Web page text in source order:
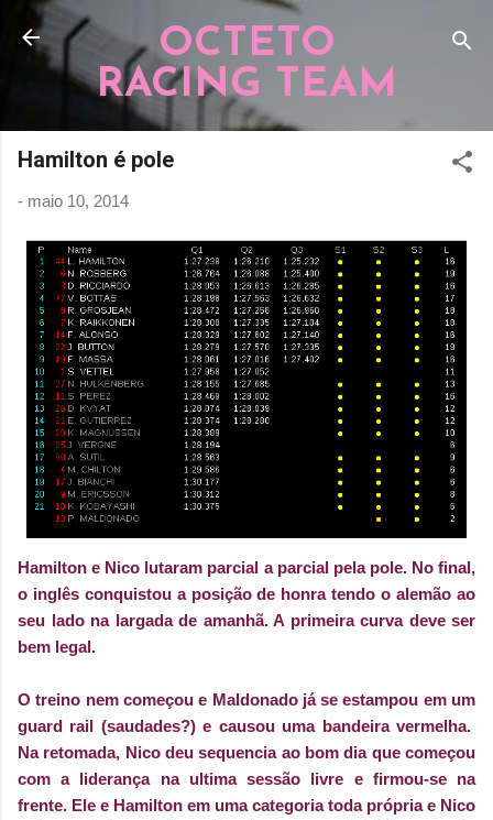
Pular para o conteúdo principal
OCTETO
RACING TEAM
Hamilton é pole
- maio 10, 2014
Hamilton e Nico lutaram parcial a parcial pela pole. No final,
o inglês conquistou a posição de honra tendo o alemão ao
seu lado na largada de amanhã. A primeira curva deve ser
bem legal.
O treino nem começou e Maldonado já se estampou em um
guard rail (saudades?) e causou uma bandeira vermelha.
Na retomada, Nico deu sequencia ao bom dia que começou
com a liderança na ultima sessão livre e firmou-se na
frente. Ele e Hamilton em uma categoria toda própria e Nico